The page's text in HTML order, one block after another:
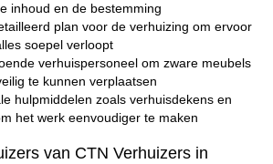
inhoud en de bestemming
plan voor de verhuizing om ervoor
soepel verloopt
verhuispersoneel om zware meubels
te kunnen verplaatsen
hulpmiddelen zoals verhuisdekens en
het werk eenvoudiger te maken
van CTN Verhuizers in